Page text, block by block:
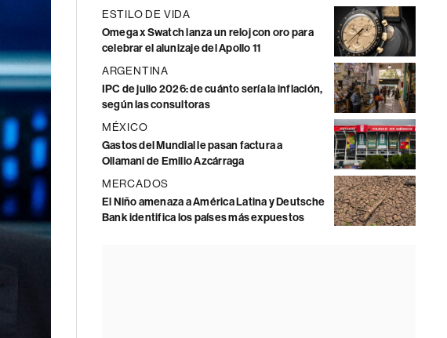
ESTILO DE VIDA
Omega x Swatch lanza un reloj con oro para
celebrar el alunizaje del Apollo 11
ARGENTINA
IPC de julio 2026: de cuánto sería la inflación,
según las consultoras
MÉXICO
Gastos del Mundial le pasan factura a
Ollamani de Emilio Azcárraga
MERCADOS
El Niño amenaza a América Latina y Deutsche
Bank identifica los países más expuestos